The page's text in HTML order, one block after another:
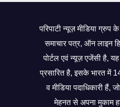
परिपाटी न्यूज़ मीडिया ग्रुप के
समाचार पत्र, ऑन लाइन
पोर्टल एवं न्यूज़ एजेंसी है,
प्रसारित है, इसके भारत में
व मीडिया पदाधिकारी हैं,
मेहनत से अपना मुकाम